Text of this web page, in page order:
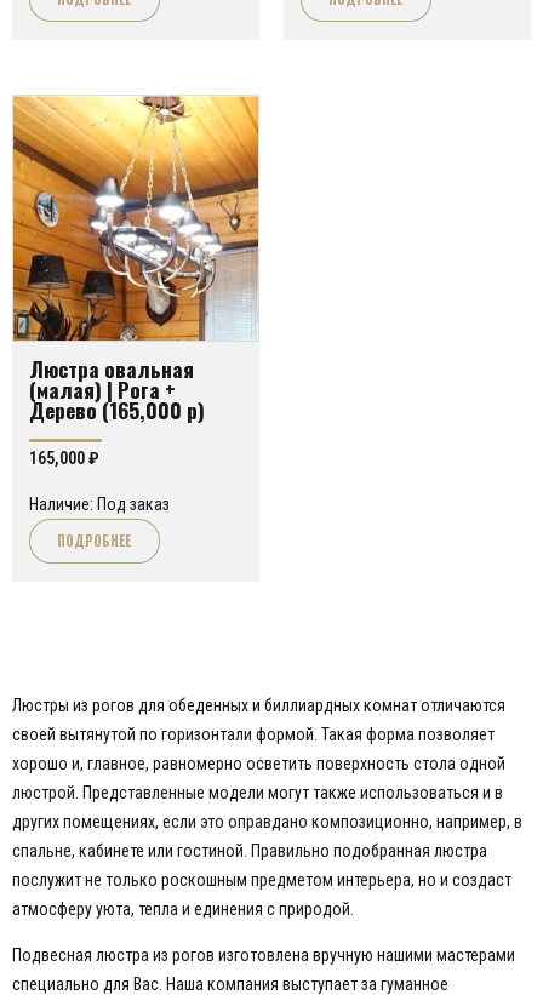
Люстра овальная
(малая) | Рога +
Дерево (165,000 р)
165,000₽
Наличие: Под заказ
ПОДРОБНЕЕ
Люстры из рогов для обеденных и биллиардных комнат отличаются
своей вытянутой по горизонтали формой. Такая форма позволяет
хорошо и, главное, равномерно осветить поверхность стола одной
люстрой. Представленные модели могут также использоваться и в
других помещениях, если это оправдано композиционно, например, в
спальне, кабинете или гостиной. Правильно подобранная люстра
послужит не только роскошным предметом интерьера, но и создаст
атмосферу уюта, тепла и единения с природой.
Подвесная люстра из рогов изготовлена вручную нашими мастерами
специально для Вас. Наша компания выступает за гуманное